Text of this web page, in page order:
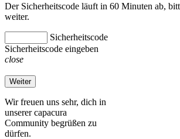
Der Sicherheitscode läuft in 60 Minuten ab,
weiter.
Sicherheitscode
Sicherheitscode eingeben
close
Weiter
Wir freuen uns sehr, dich in
unserer capacura
Community begrüßen zu
dürfen.